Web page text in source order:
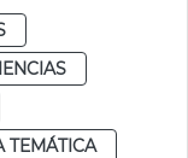
TEMÁTICA